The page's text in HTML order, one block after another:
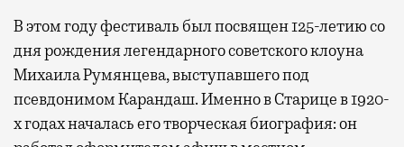
В этом году фестиваль был посвящен 125-летию со
дня рождения легендарного советского клоуна
Михаила Румянцева, выступавшего под
псевдонимом Карандаш. Именно в Старице в 1920-
х годах началась его творческая биография: он